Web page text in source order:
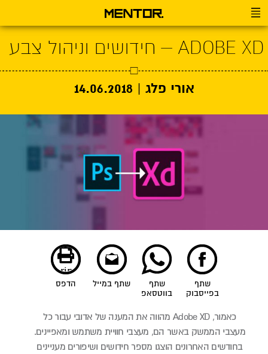
ADOBE XD – חידושים וניהול צבע
אורי פלג | 14.06.2018
שתף
בפייסבוק
שתף
בווטסאפ
שתף במייל
print
הדפס
כאמור, Adobe XD מהווה את המענה של אדובי עבור כל
מעצבי הממשק באשר הם, מעצבי חוויית משתמש ומאפיינים.
בחודשים האחרונים הוצגו מספר חידושים ושיפורים מעניינים